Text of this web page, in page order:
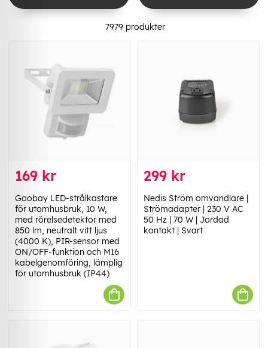
7979 produkter
169 kr
Goobay LED-strålkastare
för utomhusbruk, 10 W,
med rörelsedetektor med
850 lm, neutralt vitt ljus
(4000 K), PIR-sensor med
ON/OFF-funktion och M16
kabelgenomföring, lämplig
för utomhusbruk (IP44)
299 kr
Nedis Ström omvandlare |
Strömadapter | 230 V AC
50 Hz | 70 W | Jordad
kontakt | Svart